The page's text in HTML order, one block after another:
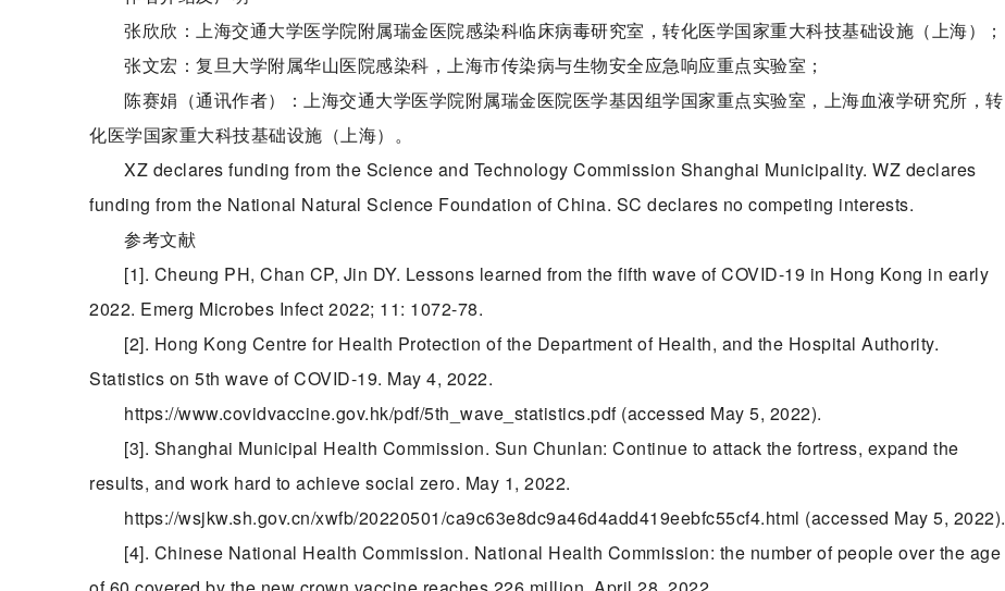
张欣欣：上海交通大学医学院附属瑞金医院感染科临床病毒研究室，转化医学国家重大科技基础设施（上海）；
张文宏：复旦大学附属华山医院感染科，上海市传染病与生物安全应急响应重点实验室；
陈赛娟（通讯作者）：上海交通大学医学院附属瑞金医院医学基因组学国家重点实验室，上海血液学研究所，转
化医学国家重大科技基础设施（上海）。
XZ declares funding from the Science and Technology Commission Shanghai Municipality. WZ declares
funding from the National Natural Science Foundation of China. SC declares no competing interests.
参考文献
[1]. Cheung PH, Chan CP, Jin DY. Lessons learned from the fifth wave of COVID-19 in Hong Kong in early
2022. Emerg Microbes Infect 2022; 11: 1072-78.
[2]. Hong Kong Centre for Health Protection of the Department of Health, and the Hospital Authority.
Statistics on 5th wave of COVID-19. May 4, 2022.
https://www.covidvaccine.gov.hk/pdf/5th_wave_statistics.pdf (accessed May 5, 2022).
[3]. Shanghai Municipal Health Commission. Sun Chunlan: Continue to attack the fortress, expand the
results, and work hard to achieve social zero. May 1, 2022.
https://wsjkw.sh.gov.cn/xwfb/20220501/ca9c63e8dc9a46d4add419eebfc55cf4.html (accessed May 5, 2022).
[4]. Chinese National Health Commission. National Health Commission: the number of people over the age